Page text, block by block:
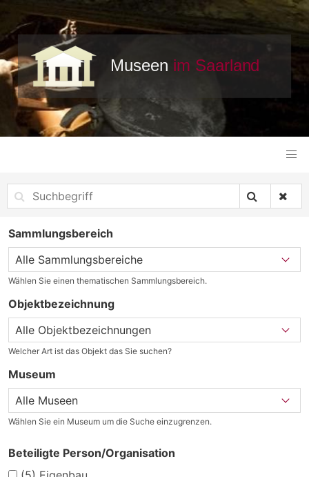
Sammlungsbereich
Wählen Sie einen thematischen Sammlungsbereich.
Objektbezeichnung
Welcher Art ist das Objekt das Sie suchen?
Museum
Wählen Sie ein Museum um die Suche einzugrenzen.
Beteiligte Person/Organisation